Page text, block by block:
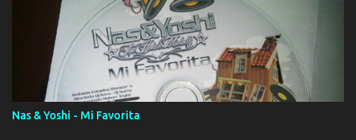
Album proposto al massimo della qualità in formato iTunes Plus
AAC M4A; comprato su iTunes e a disposizione vostra per il
download. REGGAETON ITALIA Nosotros Somos Los Del
Momento!
Nas & Yoshi - Mi Favorita